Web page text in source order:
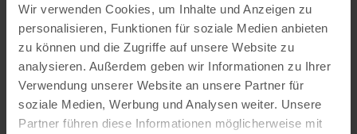
Wir verwenden Cookies, um Inhalte und Anzeigen zu
personalisieren, Funktionen für soziale Medien anbieten
zu können und die Zugriffe auf unsere Website zu
analysieren. Außerdem geben wir Informationen zu Ihrer
Verwendung unserer Website an unsere Partner für
soziale Medien, Werbung und Analysen weiter. Unsere
Partner führen diese Informationen möglicherweise mit